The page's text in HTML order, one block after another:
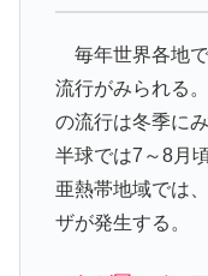
毎年世界各地
流行がみられる
の流行は冬季に
半球では7～8月
亜熱帯地域では
ザが発生する。